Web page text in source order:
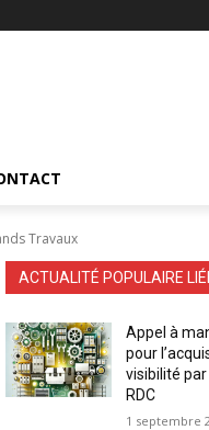
Travaux
ACTUALITÉ POPULAIRE
Appel à
pour
visibilité par
RDC
1 septembre